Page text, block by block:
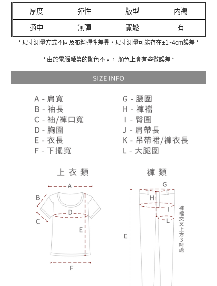
厚度 彈性 版型 內襯
適中 無彈 寬鬆 有
* 尺寸測量方式不同及布料彈性差異‧尺寸測量可能存在±1~4cm誤差 *
* 由於電腦螢幕的顯色不同， 顏色上會有些微誤差 *